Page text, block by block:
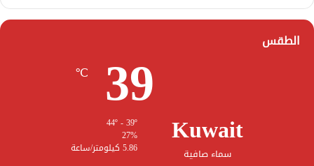
الطقس
Kuwait
سماء صافية
39
℃
27%
5.86 كيلومتر/ساعة